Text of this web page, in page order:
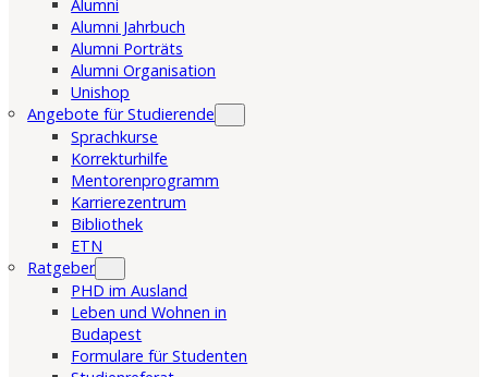
Alumni
Alumni Jahrbuch
Alumni Porträts
Alumni Organisation
Unishop
Angebote für Studierende
Sprachkurse
Korrekturhilfe
Mentorenprogramm
Karrierezentrum
Bibliothek
ETN
Ratgeber
PHD im Ausland
Leben und Wohnen in
Budapest
Formulare für Studenten